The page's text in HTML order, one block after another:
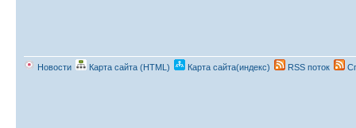
Новости Карта сайта (HTML) Карта сайта(индекс) RSS поток